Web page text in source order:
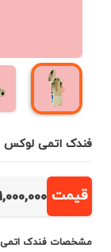
فندک اتمی لوکس
قیمت 1,000,000
مشخصات فندک اتمی